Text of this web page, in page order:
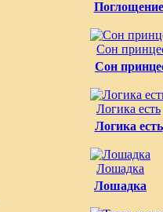
Сон
Сон
Логика есть
Логика есть
Лошадка
Лошадка